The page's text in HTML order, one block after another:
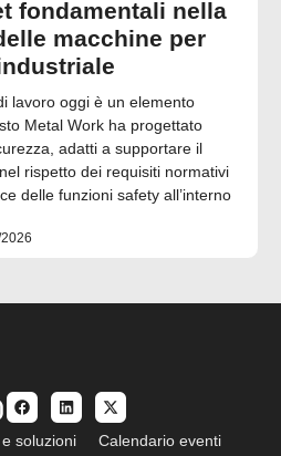
fondamentali nella
macchine per
lavoro oggi è un elemento
Metal Work ha progettato
adatti a supportare il
rispetto dei requisiti normativi
delle funzioni safety all’interno
soluzioni
Calendario eventi